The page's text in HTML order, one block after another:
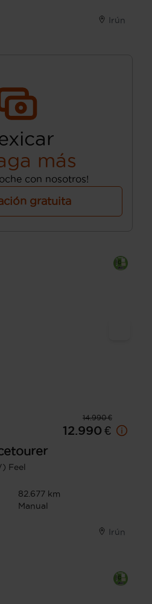
Irún
más
con nosotros!
gratuita
14.990 €
12.990 €
Feel
82.677 km
Manual
Irún